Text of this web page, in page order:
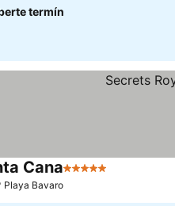
termín
Cana5 Počet hvězdiček
Playa Bavaro